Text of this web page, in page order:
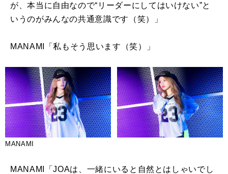
が、本当に自由なので“リーダーにしてはいけない”と
いうのがみんなの共通意識です（笑）」
MANAMI「私もそう思います（笑）」
MANAMI
MANAMI「JOAは、一緒にいると自然とはしゃいでし